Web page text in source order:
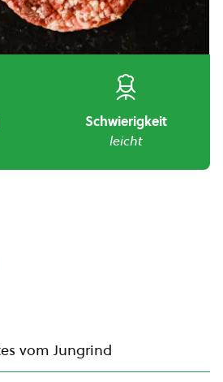
Schwierigkeit
leicht
vom Jungrind